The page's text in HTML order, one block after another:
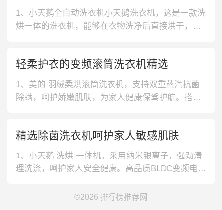
水量，防止浪费同时，打破繁琐操作。3、小天鹅银
离子除菌洗衣机，提升筋内富含银
1、小天鹅全自动洗衣机小天鹅洗衣机，这是一款洗
烘一体的洗衣机，能够在衣物洗净后直接烘干，让
的洗衣机，只需下载相应的APP，便可通过手机来
轻松的查看与调控空调，十分的智能化。3、海尔全
自动洗衣机，10公斤的超大容
轻柔护衣的变频滚筒洗衣机精选
1、美的 羽绒柔烘滚筒洗衣机，支持双重蒸汽抗菌
除螨，呵护娇嫩肌肤，为家人健康保驾护航。搭载
快洗程序，满足快节奏的上班一族使用需求。配合
羽绒服洗涤，冬季衣物清洗省力又省心，而且不伤
衣物纤维。3、小天鹅 水魔方滚
精选除菌洗衣机呵护家人敏感肌肤
1、小天鹅 洗烘 一体机，采用纳米银离子，强劲清
理洗涤，呵护家人安全健康。高品质BLDC变频电
动 滚筒洗衣机，专门针对大家庭设计，可以放置更
©2026 排行榜推荐网